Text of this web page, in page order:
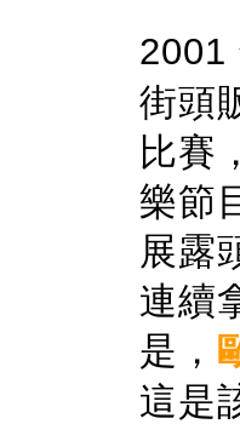
2001
街頭
比賽
樂節
展露
連續
是，
這是